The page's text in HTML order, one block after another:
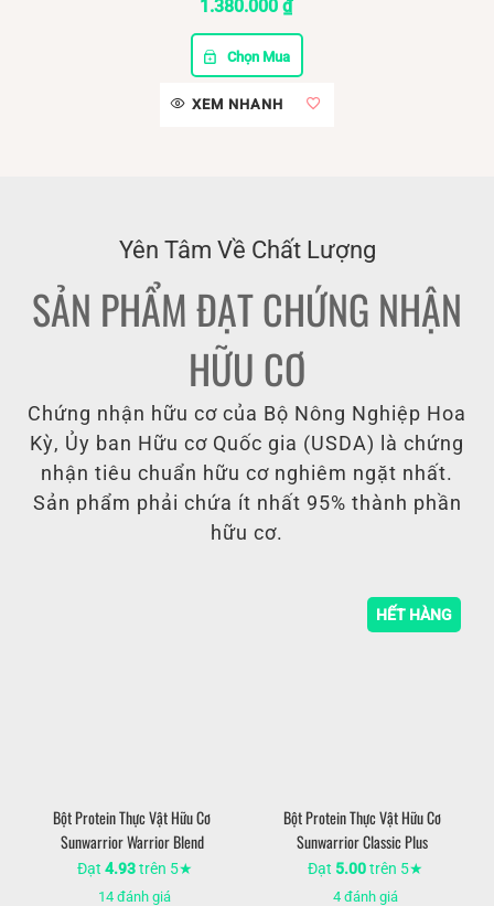
1.380.000 ₫
Chọn Mua
XEM NHANH
Yên Tâm Về Chất Lượng
SẢN PHẨM ĐẠT CHỨNG NHẬN
HỮU CƠ
Chứng nhận hữu cơ của Bộ Nông Nghiệp Hoa
Kỳ, Ủy ban Hữu cơ Quốc gia (USDA) là chứng
nhận tiêu chuẩn hữu cơ nghiêm ngặt nhất.
Sản phẩm phải chứa ít nhất 95% thành phần
hữu cơ.
Bột Protein Thực Vật Hữu Cơ
Sunwarrior Warrior Blend
Đạt 4.93trên 5★
14 đánh giá
HẾT HÀNG
Bột Protein Thực Vật Hữu Cơ
Sunwarrior Classic Plus
Đạt 5.00trên 5★
4đánh giá